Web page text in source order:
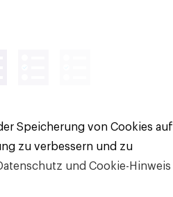
Speicherung von Cookies auf
zu verbessern und zu
und Cookie-Hinweis